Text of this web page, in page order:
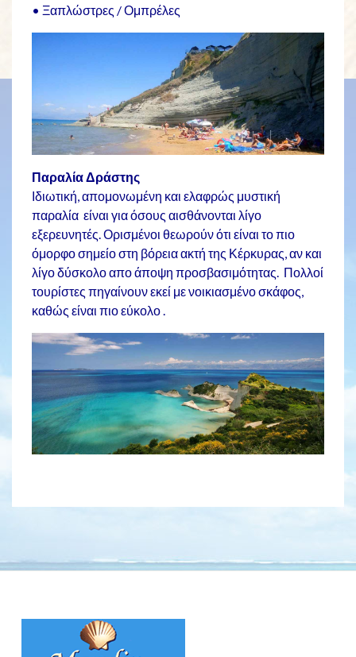
• Ξαπλώστρες / Ομπρέλες
Παραλία Δράστης
Ιδιωτική, απομονωμένη και ελαφρώς μυστική
παραλία είναι για όσους αισθάνονται λίγο
εξερευνητές. Ορισμένοι θεωρούν ότι είναι το πιο
όμορφο σημείο στη βόρεια ακτή της Κέρκυρας, αν και
λίγο δύσκολο απο άποψη προσβασιμότητας. Πολλοί
τουρίστες πηγαίνουν εκεί με νοικιασμένο σκάφος,
καθώς είναι πιο εύκολο .